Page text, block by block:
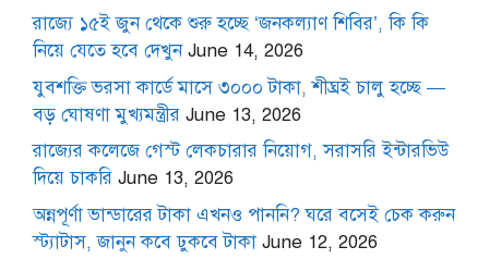
রাজ্যে ১৫ই জুন থেকে শুরু হচ্ছে ‘জনকল্যাণ শিবির’, কি কি
নিয়ে যেতে হবে দেখুন June 14, 2026
যুবশক্তি ভরসা কার্ডে মাসে ৩০০০ টাকা, শীঘ্রই চালু হচ্ছে —
বড় ঘোষণা মুখ্যমন্ত্রীর June 13, 2026
রাজ্যের কলেজে গেস্ট লেকচারার নিয়োগ, সরাসরি ইন্টারভিউ
দিয়ে চাকরি June 13, 2026
অন্নপূর্ণা ভান্ডারের টাকা এখনও পাননি? ঘরে বসেই চেক করুন
স্ট্যাটাস, জানুন কবে ঢুকবে টাকা June 12, 2026